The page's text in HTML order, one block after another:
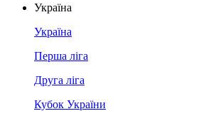
Україна
Україна
Перша ліга
Друга ліга
Кубок України